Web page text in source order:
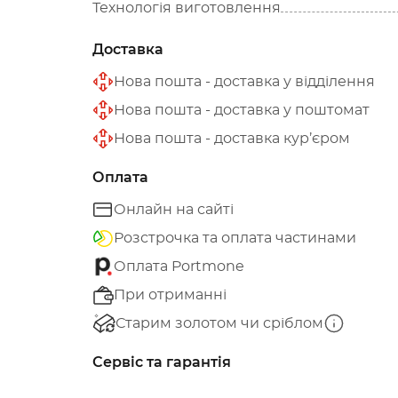
Технологія виготовлення
Доставка
Нова пошта - доставка у відділення
Нова пошта - доставка у поштомат
Нова пошта - доставка кур’єром
Оплата
Онлайн на сайті
Розстрочка та оплата частинами
Оплата Portmone
При отриманні
Старим золотом чи сріблом
Сервіс та гарантія